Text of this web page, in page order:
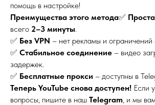
помощь в настройке!
Преимущества этого метода✅
всего 2–3 минуты.
✅ Без VPN – нет рекламы и ограничений
✅ Стабильное соединение – видео
задержек.
✅ Бесплатные прокси – доступны в
Теперь YouTube снова доступен! Если
вопросы, пишите в наш Telegram, и мы